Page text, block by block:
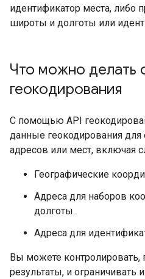
идентификатор места, либо
широты и долготы или
Что можно делать
геокодирования
С помощью API
данные геокодирования для
адресов или мест, включая
Географические
Адреса для наборов
долготы.
Адреса для
Вы можете контролировать,
результаты, и